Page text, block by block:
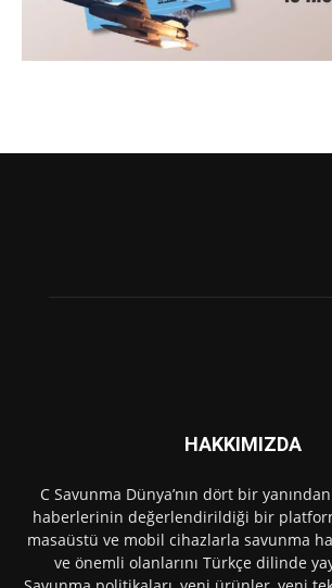
HAKKIMIZDA
C Savunma Dünya’nın dört bir
haberlerinin değerlendirildiği bir
masaüstü ve mobil cihazlarla savunma
ve önemli olanlarını Türkçe dilinde